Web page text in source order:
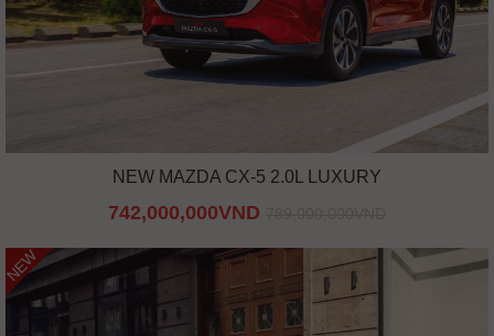
NEW MAZDA CX-5 2.0L LUXURY
742,000,000VND
NEW